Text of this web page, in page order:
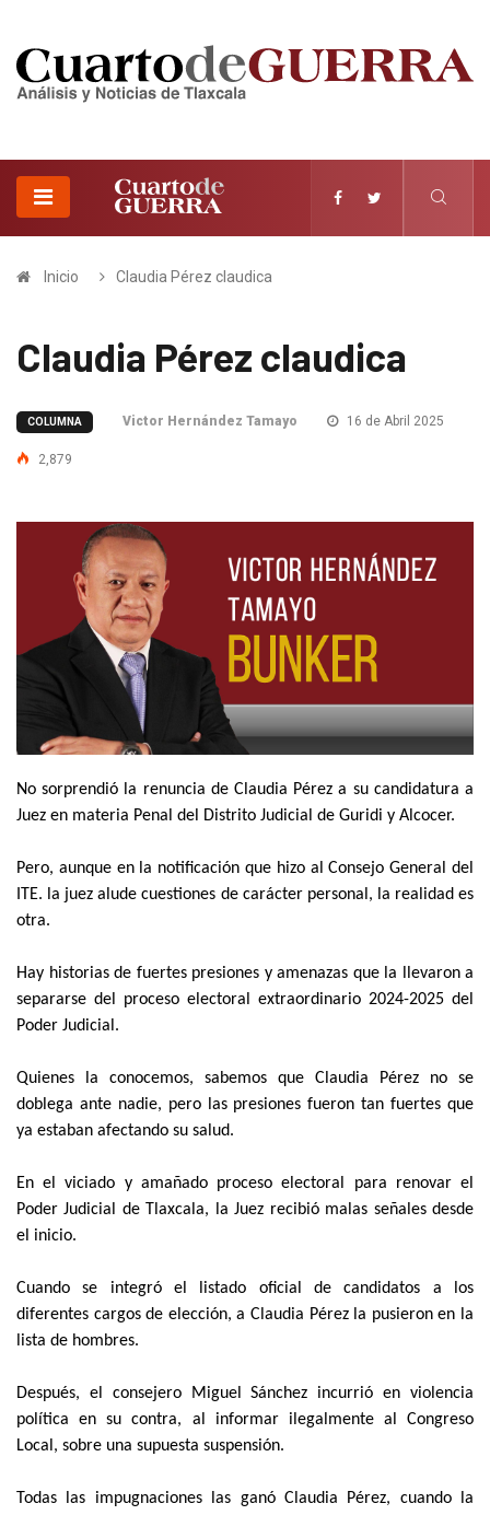
Inicio Claudia Pérez claudica
Claudia Pérez claudica
COLUMNA Victor Hernández Tamayo 16 de Abril 2025
2,879
No sorprendió la renuncia de Claudia Pérez a su candidatura a
Juez en materia Penal del Distrito Judicial de Guridi y Alcocer.
Pero, aunque en la notificación que hizo al Consejo General del
ITE. la juez alude cuestiones de carácter personal, la realidad es
otra.
Hay historias de fuertes presiones y amenazas que la llevaron a
separarse del proceso electoral extraordinario 2024-2025 del
Poder Judicial.
Quienes la conocemos, sabemos que Claudia Pérez no se
doblega ante nadie, pero las presiones fueron tan fuertes que
ya estaban afectando su salud.
En el viciado y amañado proceso electoral para renovar el
Poder Judicial de Tlaxcala, la Juez recibió malas señales desde
el inicio.
Cuando se integró el listado oficial de candidatos a los
diferentes cargos de elección, a Claudia Pérez la pusieron en la
lista de hombres.
Después, el consejero Miguel Sánchez incurrió en violencia
política en su contra, al informar ilegalmente al Congreso
Local, sobre una supuesta suspensión.
Todas las impugnaciones las ganó Claudia Pérez, cuando la